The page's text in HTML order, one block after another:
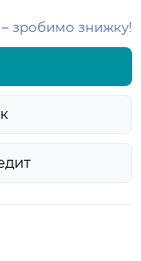
зробимо знижку!